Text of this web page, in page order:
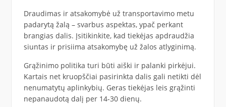
Draudimas ir atsakomybė už transportavimo metu
padarytą žalą – svarbus aspektas, ypač perkant
brangias dalis. Įsitikinkite, kad tiekėjas apdraudžia
siuntas ir prisiima atsakomybę už žalos atlyginimą.
Grąžinimo politika turi būti aiški ir palanki pirkėjui.
Kartais net kruopščiai pasirinkta dalis gali netikti dėl
nenumatytų aplinkybių. Geras tiekėjas leis grąžinti
nepanaudotą dalį per 14-30 dienų.